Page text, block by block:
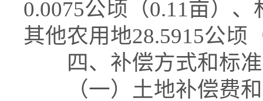
0.0075公顷（0.11亩）
其他农用地28.5915公顷
四、补偿方式和标准
（一）土地补偿费和